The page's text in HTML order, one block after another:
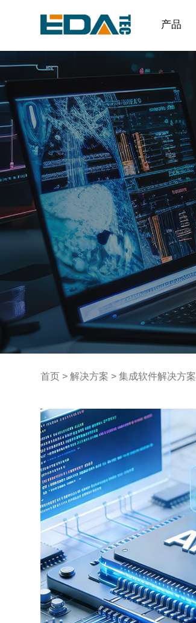
产品
首页 >解决方案 >集成软件解决方案